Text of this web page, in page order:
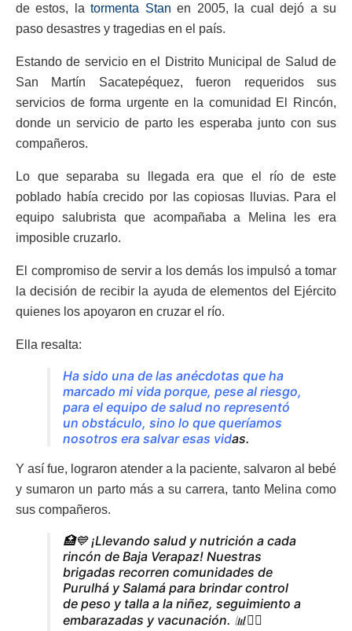
de estos, latormenta Stan en 2005, la cual dejó a su
paso desastres y tragedias en el país.
Estando de servicio en el Distrito Municipal de Salud de
San Martín Sacatepéquez, fueron requeridos sus
servicios de forma urgente en la comunidad El Rincón,
donde un servicio de parto les esperaba junto con sus
compañeros.
Lo que separaba su llegada era que el río de este
poblado había crecido por las copiosas lluvias. Para el
equipo salubrista que acompañaba a Melina les era
imposible cruzarlo.
El compromiso de servir a los demás los impulsó a tomar
la decisión de recibir la ayuda de elementos del Ejército
quienes los apoyaron en cruzar el río.
Ella resalta:
Ha sido una de las anécdotas que ha
marcado mi vida porque, pese al riesgo,
para el equipo de salud no representó
un obstáculo, sino lo que queríamos
nosotros era salvar esas vidas.
Y así fue, lograron atender a la paciente, salvaron al bebé
y sumaron un parto más a su carrera, tanto Melina como
sus compañeros.
🏥💙 ¡Llevando salud y nutrición a cada
rincón de Baja Verapaz! Nuestras
brigadas recorren comunidades de
Purulhá y Salamá para brindar control
de peso y talla a la niñez, seguimiento a
embarazadas y vacunación. 📊👩‍⚕️